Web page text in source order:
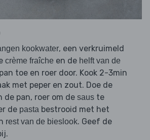
kookwater, een verkruimeld
crème fraîche en de helft van de
toe en roer door. Kook 2-3min
met peper en zout. Doe de
de pan, roer om de saus te
de pasta bestrooid met het
rest van de bieslook. Geef de